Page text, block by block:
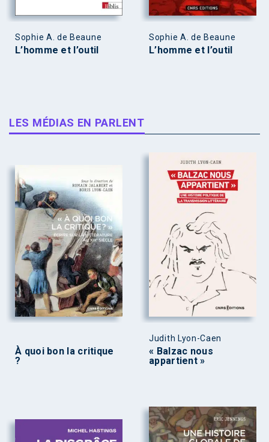
Sophie A. de Beaune
L’homme et l’outil
Sophie A. de Beaune
L’homme et l’outil
LES MÉDIAS EN PARLENT
À quoi bon la critique
?
Judith Lyon-Caen
« Balzac nous
appartient »